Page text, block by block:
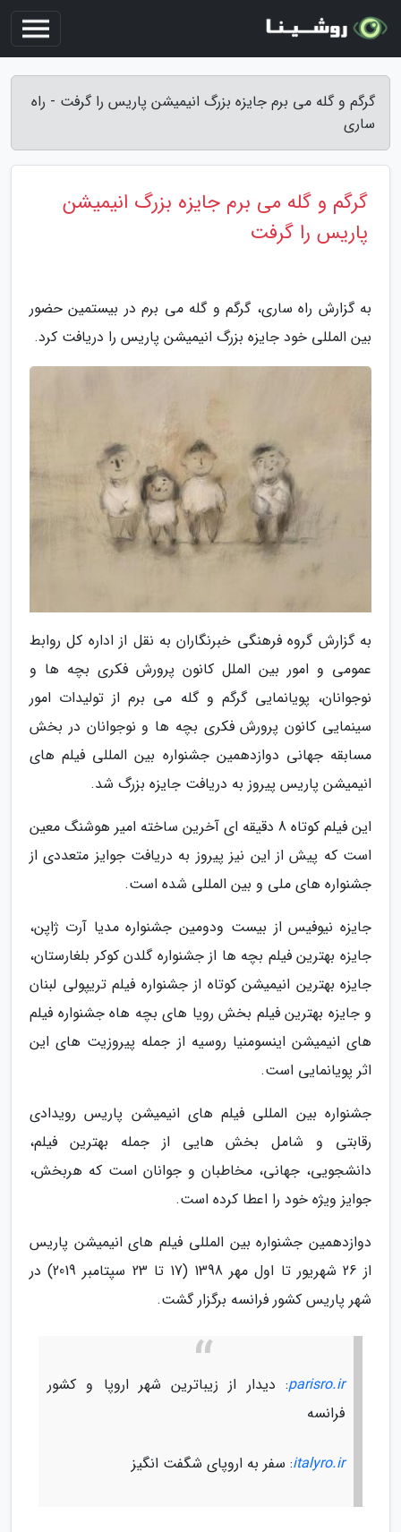
گرگم و گله می برم جایزه بزرگ انیمیشن پاریس را گرفت - راه
ساری
گرگم و گله می برم جایزه بزرگ انیمیشن
پاریس را گرفت
به گزارش راه ساری، گرگم و گله می برم در بیستمین حضور
بین المللی خود جایزه بزرگ انیمیشن پاریس را دریافت کرد.
به گزارش گروه فرهنگی خبرنگاران به نقل از اداره کل روابط
عمومی و امور بین الملل کانون پرورش فکری بچه ها و
نوجوانان، پویانمایی گرگم و گله می برم از تولیدات امور
سینمایی کانون پرورش فکری بچه ها و نوجوانان در بخش
مسابقه جهانی دوازدهمین جشنواره بین المللی فیلم های
انیمیشن پاریس پیروز به دریافت جایزه بزرگ شد.
این فیلم کوتاه 8 دقیقه ای آخرین ساخته امیر هوشنگ معین
است که پیش از این نیز پیروز به دریافت جوایز متعددی از
جشنواره های ملی و بین المللی شده است.
جایزه نیوفیس از بیست ودومین جشنواره مدیا آرت ژاپن،
جایزه بهترین فیلم بچه ها از جشنواره گلدن کوکر بلغارستان،
جایزه بهترین انیمیشن کوتاه از جشنواره فیلم تریپولی لبنان
و جایزه بهترین فیلم بخش رویا های بچه هاه جشنواره فیلم
های انیمیشن اینسومنیا روسیه از جمله پیروزیت های این
اثر پویانمایی است.
جشنواره بین المللی فیلم های انیمیشن پاریس رویدادی
رقابتی و شامل بخش هایی از جمله بهترین فیلم،
دانشجویی، جهانی، مخاطبان و جوانان است که هربخش،
جوایز ویژه خود را اعطا کرده است.
دوازدهمین جشنواره بین المللی فیلم های انیمیشن پاریس
از 26 شهریور تا اول مهر 1398 (17 تا 23 سپتامبر 2019) در
شهر پاریس کشور فرانسه برگزار گشت.
parisro.ir: دیدار از زیباترین شهر اروپا و کشور
فرانسه
italyro.ir: سفر به اروپای شگفت انگیز